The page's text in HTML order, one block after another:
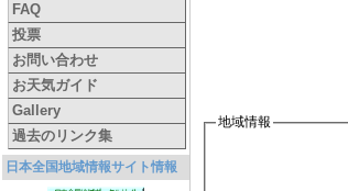
FAQ
投票
お問い合わせ
お天気ガイド
Gallery
過去のリンク集
日本全国地域情報サイト情報
地域情報